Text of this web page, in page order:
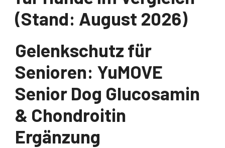
(Stand: August 2026)
Gelenkschutz für
Senioren: YuMOVE
Senior Dog Glucosamin
& Chondroitin
Ergänzung